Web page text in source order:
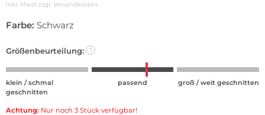
inkl. Mwst zzgl. Versandkosten
Farbe: Schwarz
Größenbeurteilung: ?
klein / schmal
geschnitten
passend groß / weit geschnitten
Achtung: Nur noch 3 Stück verfügbar!